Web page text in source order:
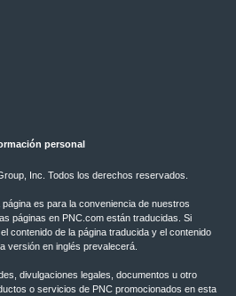
personal
Inc. Todos los derechos reservados.
es para la conveniencia de nuestros
páginas en PNC.com están traducidas. Si
contenido de la página traducida y el contenido
versión en inglés prevalecerá.
divulgaciones legales, documentos u otro
o servicios de PNC promocionados en esta